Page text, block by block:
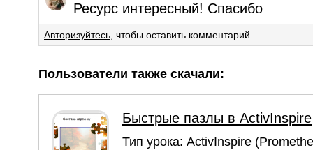
Ресурс интересный! Спасибо
Авторизуйтесь , чтобы оставить комментарий.
Пользователи также скачали:
Быстрые пазлы в ActivInspire
Тип урока: ActivInspire